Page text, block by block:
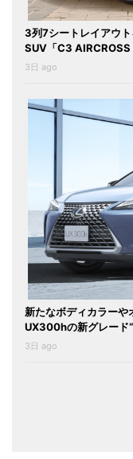
3列7シートレイアウ
SUV「C3 AIRCROSS
3日 ago
新たなボディカラーや
UX300hの新グレード
3日 ago